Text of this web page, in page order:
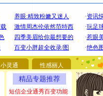
小灵通 性感丽人
精品专题推荐
短信企业通秀百变功能
你太多
要平安
[圣诞节]
能正大光
都要快乐